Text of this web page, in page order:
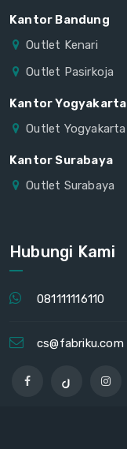
Kantor Bandung
Outlet Kenari
Outlet Pasirkoja
Kantor Yogyakarta
Outlet Yogyakarta
Kantor Surabaya
Outlet Surabaya
Hubungi Kami
081111116110
cs@fabriku.com